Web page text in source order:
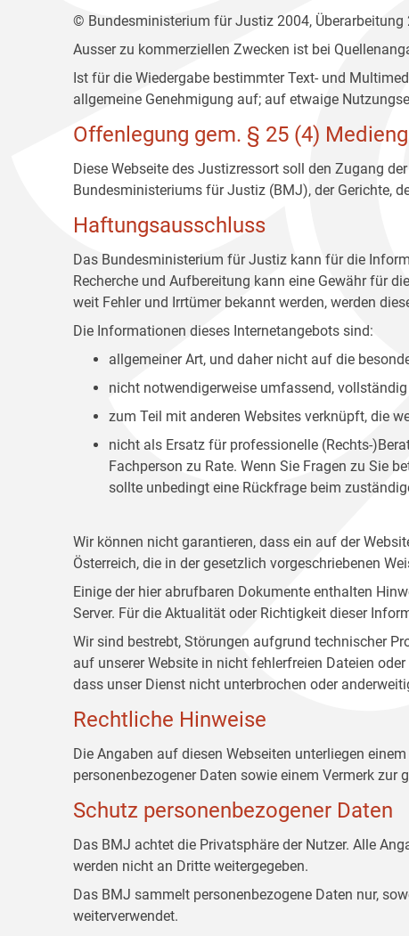
© Bundesministerium für Justiz 2004, Überarbeitung
Ausser zu kommerziellen Zwecken ist bei
Ist für die Wiedergabe bestimmter Text- und
allgemeine Genehmigung auf; auf etwaige
Offenlegung gem. § 25 (4)
Diese Webseite des Justizressort soll den Zugang
Bundesministeriums für Justiz (BMJ), der Gerichte,
Haftungsausschluss
Das Bundesministerium für Justiz kann für die
Recherche und Aufbereitung kann eine Gewähr für
weit Fehler und Irrtümer bekannt werden, werden
Die Informationen dieses Internetangebots sind:
allgemeiner Art, und daher nicht auf die
nicht notwendigerweise umfassend,
zum Teil mit anderen Websites verknüpft, die
nicht als Ersatz für professionelle (Rechts-
Fachperson zu Rate. Wenn Sie Fragen zu Sie
sollte unbedingt eine Rückfrage beim
Wir können nicht garantieren, dass ein auf der
Österreich, die in der gesetzlich vorgeschriebenen
Einige der hier abrufbaren Dokumente enthalten
Server. Für die Aktualität oder Richtigkeit dieser
Wir sind bestrebt, Störungen aufgrund technischer
auf unserer Website in nicht fehlerfreien Dateien
dass unser Dienst nicht unterbrochen oder
Rechtliche Hinweise
Die Angaben auf diesen Webseiten unterliegen
personenbezogener Daten sowie einem Vermerk zur
Schutz personenbezogener Daten
Das BMJ achtet die Privatsphäre der Nutzer. Alle
werden nicht an Dritte weitergegeben.
Das BMJ sammelt personenbezogene Daten nur,
weiterverwendet.